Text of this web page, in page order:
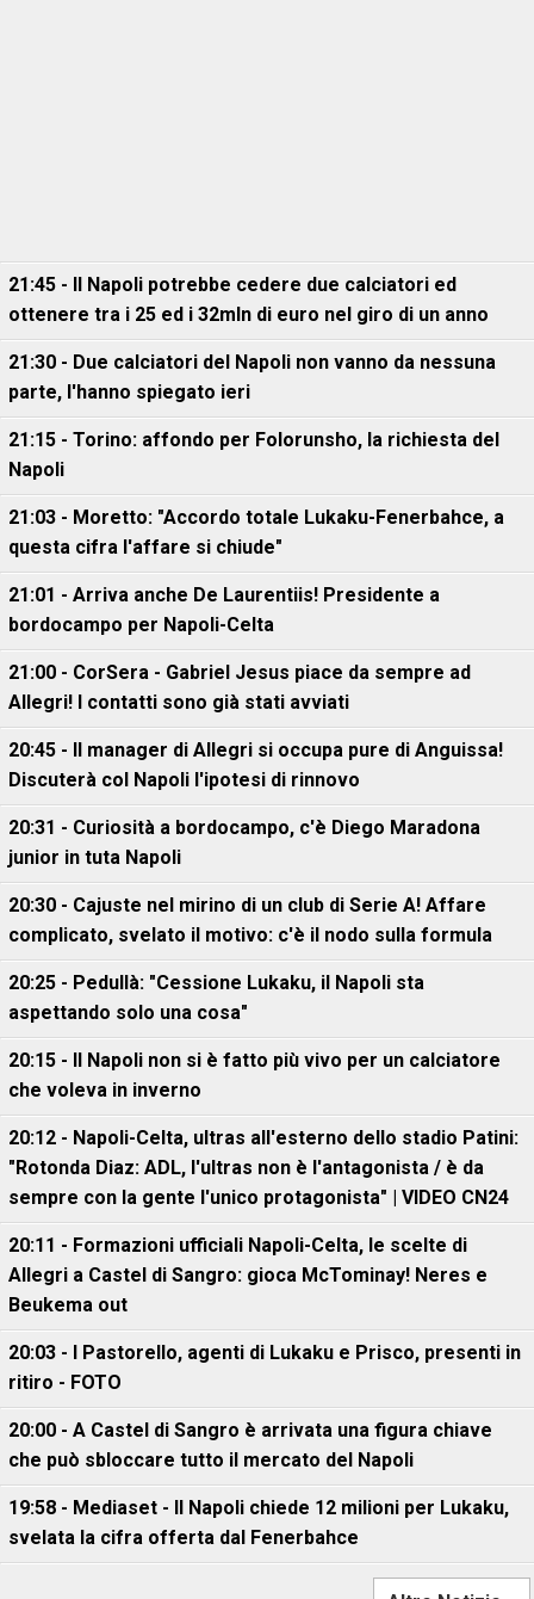
21:45 - Il Napoli potrebbe cedere due calciatori ed
ottenere tra i 25 ed i 32mln di euro nel giro di un anno
21:30 - Due calciatori del Napoli non vanno da nessuna
parte, l'hanno spiegato ieri
21:15 - Torino: affondo per Folorunsho, la richiesta del
Napoli
21:03 - Moretto: "Accordo totale Lukaku-Fenerbahce, a
questa cifra l'affare si chiude"
21:01 - Arriva anche De Laurentiis! Presidente a
bordocampo per Napoli-Celta
21:00 - CorSera - Gabriel Jesus piace da sempre ad
Allegri! I contatti sono già stati avviati
20:45 - Il manager di Allegri si occupa pure di Anguissa!
Discuterà col Napoli l'ipotesi di rinnovo
20:31 - Curiosità a bordocampo, c'è Diego Maradona
junior in tuta Napoli
20:30 - Cajuste nel mirino di un club di Serie A! Affare
complicato, svelato il motivo: c'è il nodo sulla formula
20:25 - Pedullà: "Cessione Lukaku, il Napoli sta
aspettando solo una cosa"
20:15 - Il Napoli non si è fatto più vivo per un calciatore
che voleva in inverno
20:12 - Napoli-Celta, ultras all'esterno dello stadio Patini:
"Rotonda Diaz: ADL, l'ultras non è l'antagonista / è da
sempre con la gente l'unico protagonista" | VIDEO CN24
20:11 - Formazioni ufficiali Napoli-Celta, le scelte di
Allegri a Castel di Sangro: gioca McTominay! Neres e
Beukema out
20:03 - I Pastorello, agenti di Lukaku e Prisco, presenti in
ritiro - FOTO
20:00 - A Castel di Sangro è arrivata una figura chiave
che può sbloccare tutto il mercato del Napoli
19:58 - Mediaset - Il Napoli chiede 12 milioni per Lukaku,
svelata la cifra offerta dal Fenerbahce